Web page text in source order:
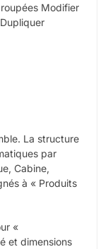
Modifier
La structure
par
Cabine,
à « Produits
«
et dimensions